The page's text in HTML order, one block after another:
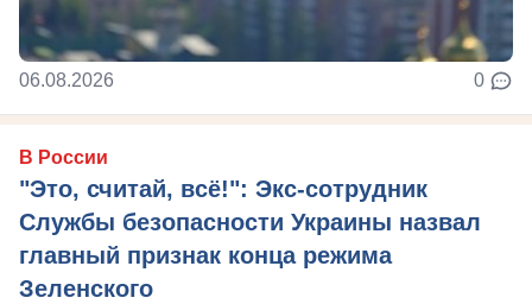
06.08.2026 0
В России
"Это, считай, всё!": Экс-сотрудник
Службы безопасности Украины назвал
главный признак конца режима
Зеленского